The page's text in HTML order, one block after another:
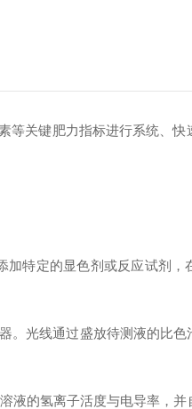
等关键肥力指标进行系统、
特定的显色剂或反应试剂，
。光线通过盛放待测液的比色
液的氢离子活度与电导率，